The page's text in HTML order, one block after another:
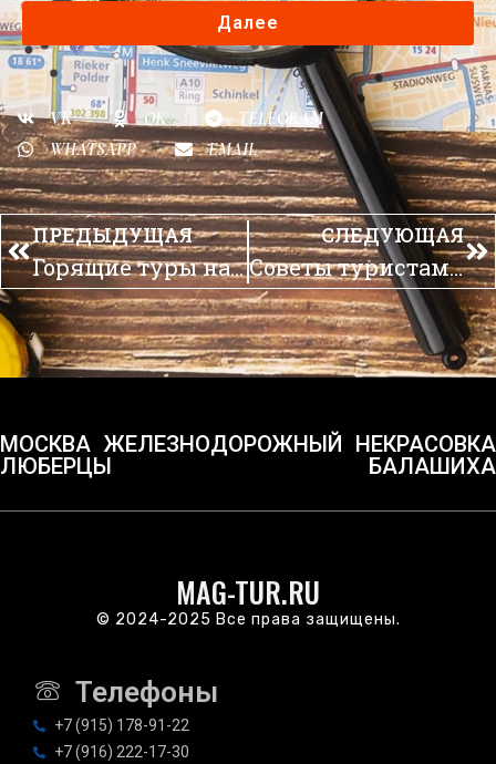
Далее
VK OK
TELEGRAM
WHATSAPP
EMAIL
ПРЕДЫДУЩАЯ
Горящие туры на Кубу
СЛЕДУЮЩАЯ
Советы туристам на Мальдивах
МОСКВА ЖЕЛЕЗНОДОРОЖНЫЙ НЕКРАСОВКА
ЛЮБЕРЦЫ
БАЛАШИХА
MAG-TUR.RU
© 2024-2025 Все права защищены.
Телефоны
+7 (915) 178-91-22
+7 (916) 222-17-30